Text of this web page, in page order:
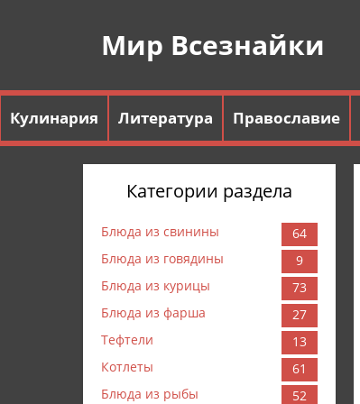
Мир Всезнайки
Кулинария Литература Православие
Категории раздела
Блюда из свинины
64
Блюда из говядины
9
Блюда из курицы
73
Блюда из фарша
27
Тефтели
13
Котлеты
61
Блюда из рыбы
52